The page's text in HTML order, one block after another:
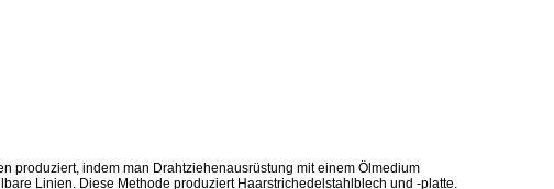
produziert, indem man Drahtziehenausrüstung mit einem Ölmedium
Linien. Diese Methode produziert Haarstrichedelstahlblech und -platte.